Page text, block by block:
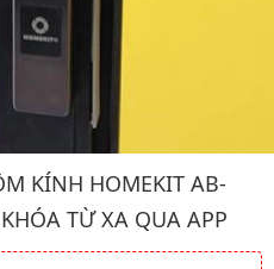
vân tay cửa nhôm kính
KÍNH HOMEKIT AB-
TỪ XA QUA APP